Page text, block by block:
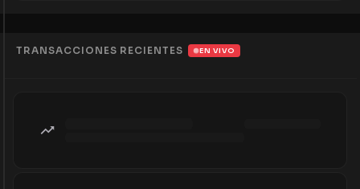
TRANSACCIONES RECIENTES EN VIVO